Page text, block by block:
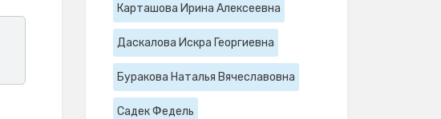
Карташова Ирина Алексеевна
Даскалова Искра Георгиевна
Буракова Наталья Вячеславовна
Садек Федель